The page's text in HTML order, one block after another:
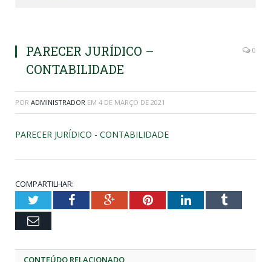
PARECER JURÍDICO –
CONTABILIDADE
0
POR ADMINISTRADOR EM 4 DE MARÇO DE 2021
PARECER JURÍDICO - CONTABILIDADE
COMPARTILHAR:
TwitterFacebookGoogle+PinterestLinkedInTumblr
Email